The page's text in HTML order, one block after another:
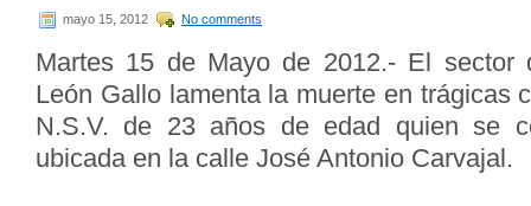
mayo 15, 2012 No comments
Martes 15 de Mayo de 2012.- El sector
León Gallo lamenta la muerte en trágicas
N.S.V. de 23 años de edad quien se
ubicada en la calle José Antonio Carvajal.